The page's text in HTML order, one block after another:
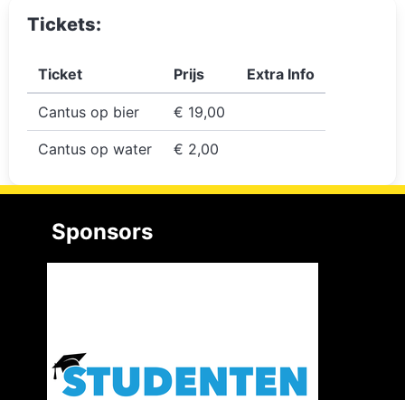
Tickets:
Ticket Prijs Extra Info
Cantus op bier € 19,00
Cantus op water € 2,00
Sponsors